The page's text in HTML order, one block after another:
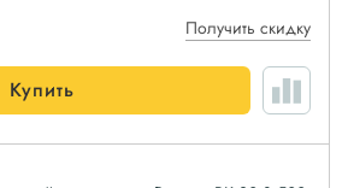
Получить скидку
Купить